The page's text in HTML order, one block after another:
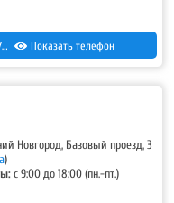
+7-910-790-48-01 ,+7 (831) 410-48-01
Показать телефон
Новгород, Базовый проезд, 3
)
с 9:00 до 18:00 (пн.-пт.)